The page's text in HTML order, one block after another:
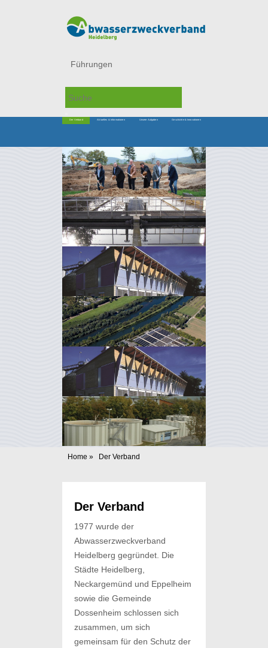
Führungen
Der Verband Aktuelles & Informationen Unsere Aufgaben Geschichte & Innovationen
Home » Der Verband
Der Verband
1977 wurde der
Abwasserzweckverband
Heidelberg gegründet. Die
Städte Heidelberg,
Neckargemünd und Eppelheim
sowie die Gemeinde
Dossenheim schlossen sich
zusammen, um sich
gemeinsam für den Schutz der